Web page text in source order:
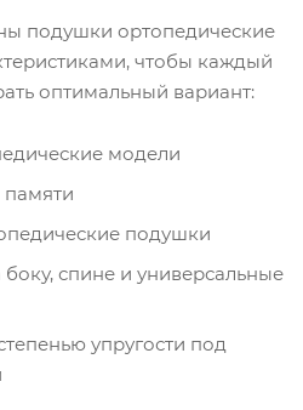
подушки ортопедические
чтобы каждый
оптимальный вариант:
модели
подушки
спине и универсальные
упругости под